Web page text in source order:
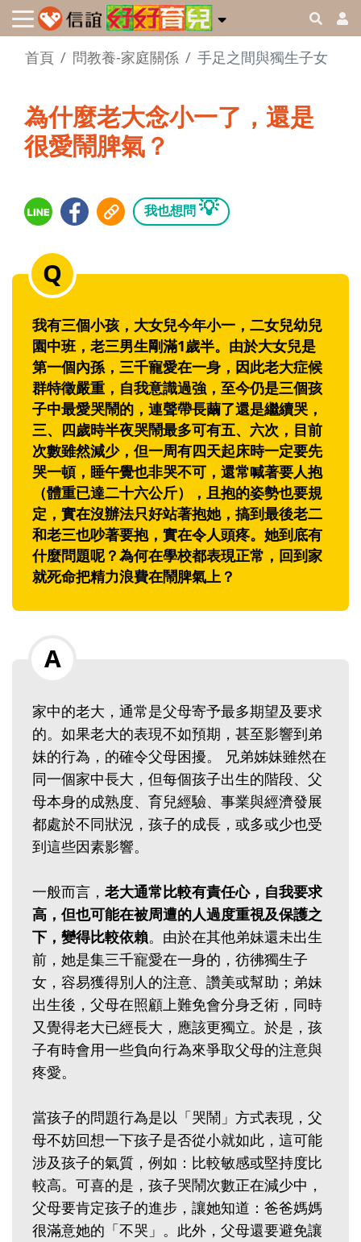
首頁 問教養-家庭關係 手足之間與獨生子女
為什麼老大念小一了，還是
很愛鬧脾氣？
我也想問 💡
我有三個小孩，大女兒今年小一，二女兒幼兒
園中班，老三男生剛滿1歲半。由於大女兒是
第一個內孫，三千寵愛在一身，因此老大症候
群特徵嚴重，自我意識過強，至今仍是三個孩
子中最愛哭鬧的，連聲帶長繭了還是繼續哭，
三、四歲時半夜哭鬧最多可有五、六次，目前
次數雖然減少，但一周有四天起床時一定要先
哭一頓，睡午覺也非哭不可，還常喊著要人抱
（體重已達二十六公斤），且抱的姿勢也要規
定，實在沒辦法只好站著抱她，搞到最後老二
和老三也吵著要抱，實在令人頭疼。她到底有
什麼問題呢？為何在學校都表現正常，回到家
就死命把精力浪費在鬧脾氣上？
家中的老大，通常是父母寄予最多期望及要求
的。如果老大的表現不如預期，甚至影響到弟
妹的行為，的確令父母困擾。 兄弟姊妹雖然在
同一個家中長大，但每個孩子出生的階段、父
母本身的成熟度、育兒經驗、事業與經濟發展
都處於不同狀況，孩子的成長，或多或少也受
到這些因素影響。
一般而言， 老大通常比較有責任心，自我要求
高，但也可能在被周遭的人過度重視及保護之
下，變得比較依賴。由於在其他弟妹還未出生
前，她是集三千寵愛在一身的，彷彿獨生子
女，容易獲得別人的注意、讚美或幫助；弟妹
出生後，父母在照顧上難免會分身乏術，同時
又覺得老大已經長大，應該更獨立。於是，孩
子有時會用一些負向行為來爭取父母的注意與
疼愛。
當孩子的問題行為是以「哭鬧」方式表現，父
母不妨回想一下孩子是否從小就如此，這可能
涉及孩子的氣質，例如：比較敏感或堅持度比
較高。可喜的是，孩子哭鬧次數正在減少中，
父母要肯定孩子的進步，讓她知道：爸爸媽媽
很滿意她的「不哭」。此外，父母還要避免讓